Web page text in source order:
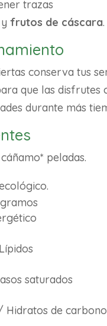
trazas
y frutos de cáscara.
conserva tus
que las disfrutes
durante más
peladas.
saturados
Hidratos de carbono